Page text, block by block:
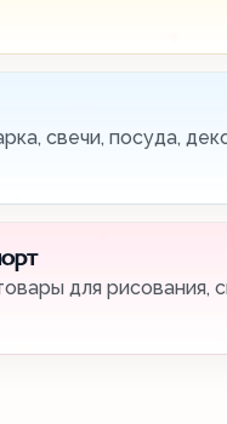
свечи, посуда,
для рисования,